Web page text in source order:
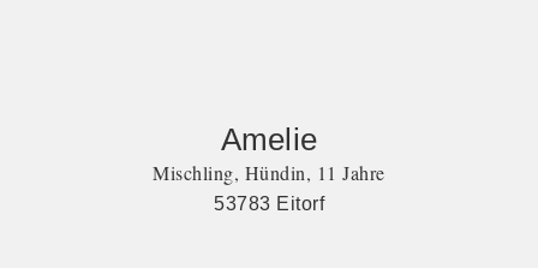
Amelie
Mischling, Hündin, 11 Jahre
53783 Eitorf